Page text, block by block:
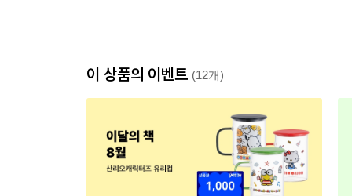
이 상품의 이벤트 (12개)